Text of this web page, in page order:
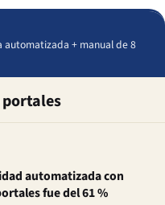
+ manual de 8
automatizada con
fue del 61 %